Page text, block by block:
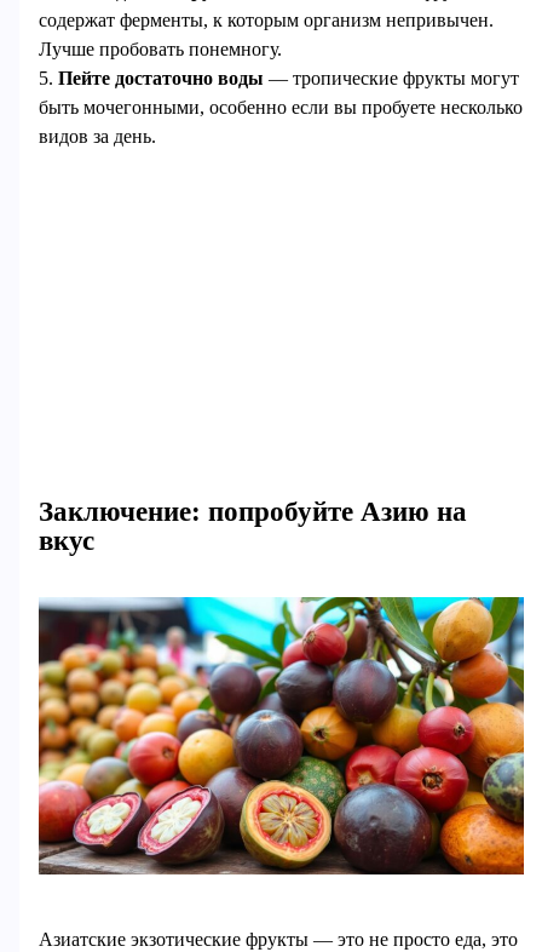
содержат ферменты, к которым организм непривычен.
Лучше пробовать понемногу.
5. Пейте достаточно воды — тропические фрукты могут
быть мочегонными, особенно если вы пробуете несколько
видов за день.
Заключение: попробуйте Азию на
вкус
Азиатские экзотические фрукты — это не просто еда, это